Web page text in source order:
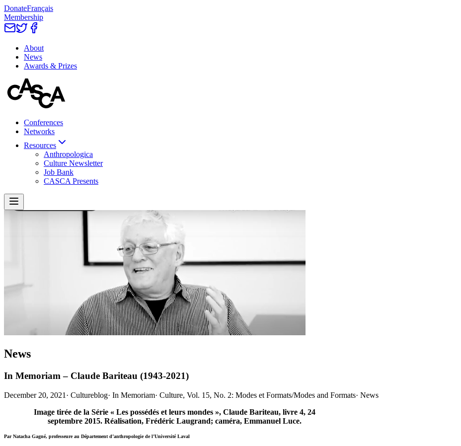
DonateFrançais
Membership
About
News
Awards & Prizes
Conferences
Networks
Resources
Anthropologica
Culture Newsletter
Job Bank
CASCA Presents
News
In Memoriam – Claude Bariteau (1943-2021)
December 20, 2021 · Cultureblog· In Memoriam· Culture, Vol. 15, No. 2: Modes et Formats/Modes and Formats· News
Image tirée de la Série « Les possédés et leurs mondes », Claude Bariteau, livre 4, 24
septembre 2015. Réalisation, Frédéric Laugrand; caméra, Emmanuel Luce.
Par Natacha Gagné, professeure au Département d’anthropologie de l’Université Laval